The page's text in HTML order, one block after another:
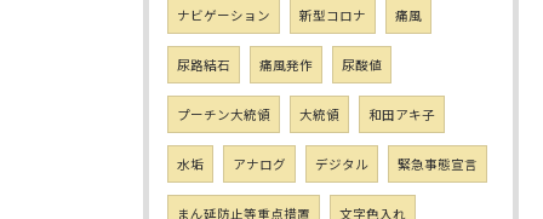
ナビゲーション 新型コロナ 痛風
尿路結石 痛風発作 尿酸値
プーチン大統領 大統領 和田アキ子
水垢 アナログ デジタル 緊急事態宣言
まん延防止等重点措置 文字色入れ